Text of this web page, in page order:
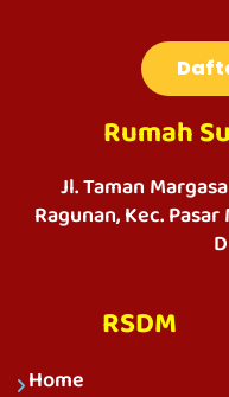
Rumah
Jl. Taman
Ragunan, Kec.
RSDM
Home